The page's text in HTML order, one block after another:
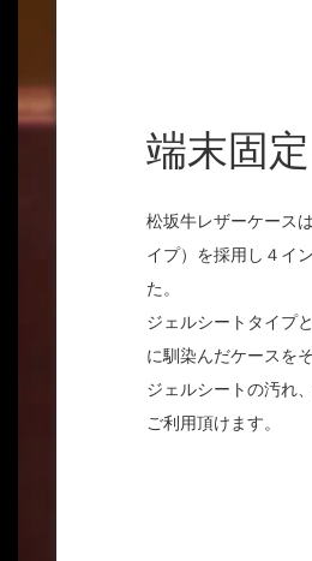
端末固
松坂牛レザーケース
イプ）を採用し４イ
た。
ジェルシートタイプ
に馴染んだケースを
ジェルシートの汚れ
ご利用頂けます。